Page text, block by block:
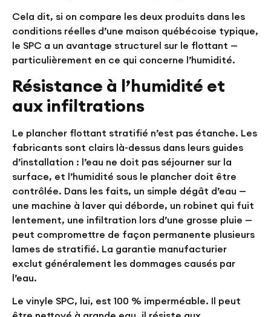
Cela dit, si on compare les deux produits dans les
conditions réelles d’une maison québécoise typique,
le SPC a un avantage structurel sur le flottant —
particulièrement en ce qui concerne l’humidité.
Résistance à l’humidité et
aux infiltrations
Le plancher flottant stratifié n’est pas étanche. Les
fabricants sont clairs là-dessus dans leurs guides
d’installation : l’eau ne doit pas séjourner sur la
surface, et l’humidité sous le plancher doit être
contrôlée. Dans les faits, un simple dégât d’eau —
une machine à laver qui déborde, un robinet qui fuit
lentement, une infiltration lors d’une grosse pluie —
peut compromettre de façon permanente plusieurs
lames de stratifié. La garantie manufacturier
exclut généralement les dommages causés par
l’eau.
Le vinyle SPC, lui, est 100 % imperméable. Il peut